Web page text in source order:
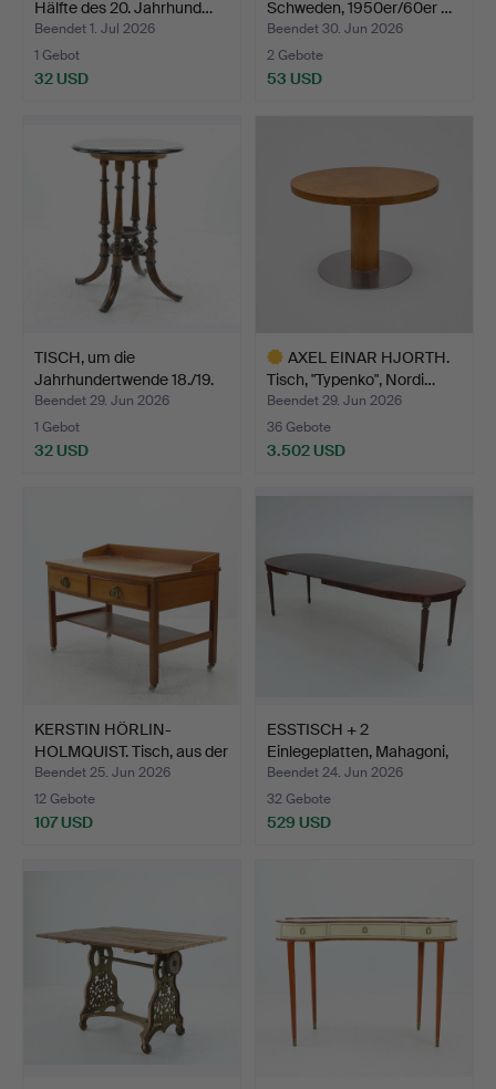
Hälfte des 20. Jahrhund…
Beendet 1. Jul 2026
1 Gebot
32 USD
Schweden, 1950er/60er …
Beendet 30. Jun 2026
2 Gebote
53 USD
TISCH, um die
Jahrhundertwende 18./19.
Jh.
Beendet 29. Jun 2026
1 Gebot
32 USD
AXEL EINAR HJORTH.
Tisch, "Typenko", Nordi…
Beendet 29. Jun 2026
36 Gebote
3.502 USD
KERSTIN HÖRLIN-
HOLMQUIST. Tisch, aus der
"…
Beendet 25. Jun 2026
12 Gebote
107 USD
ESSTISCH + 2
Einlegeplatten, Mahagoni,
im …
Beendet 24. Jun 2026
32 Gebote
529 USD